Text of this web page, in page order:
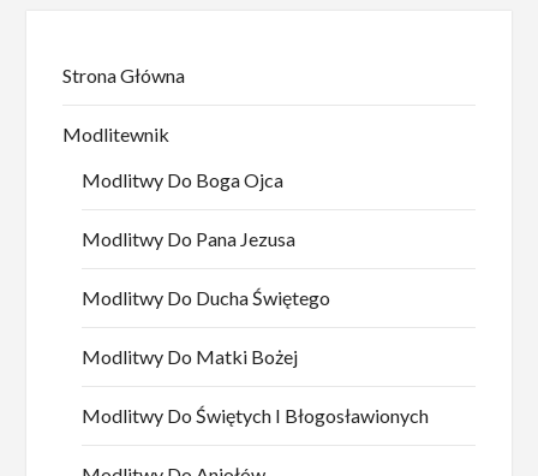
Strona Główna
Modlitewnik
Modlitwy Do Boga Ojca
Modlitwy Do Pana Jezusa
Modlitwy Do Ducha Świętego
Modlitwy Do Matki Bożej
Modlitwy Do Świętych I Błogosławionych